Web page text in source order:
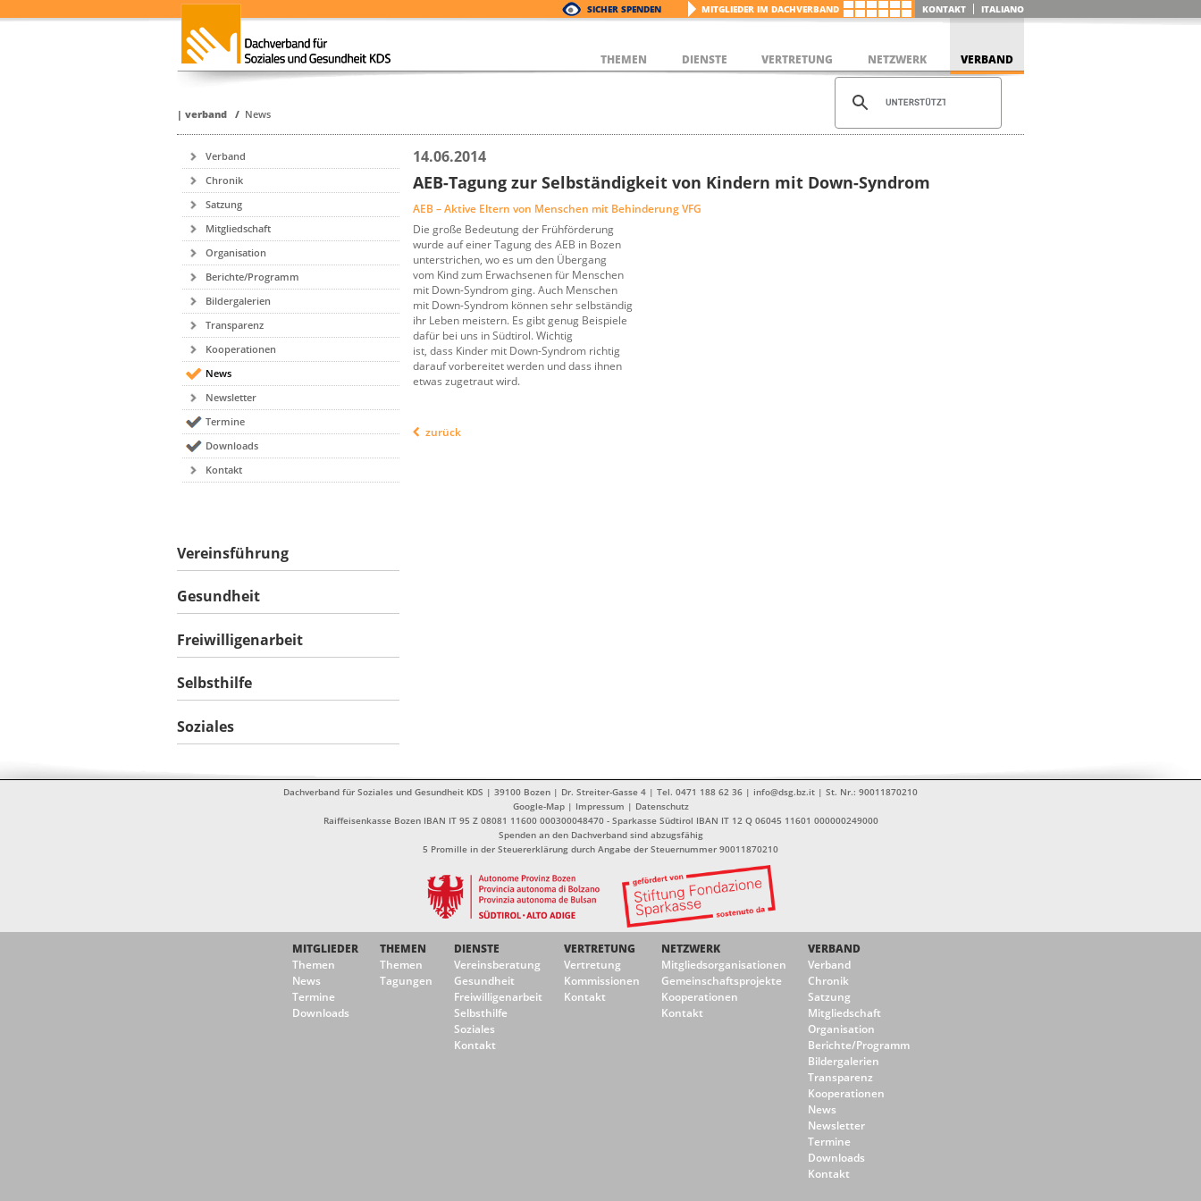
SICHER SPENDEN MITGLIEDER IM DACHVERBAND KONTAKT ITALIANO
THEMEN DIENSTE VERTRETUNG NETZWERK VERBAND
| verband / News
Verband
Chronik
Satzung
Mitgliedschaft
Organisation
Berichte/Programm
Bildergalerien
Transparenz
Kooperationen
News
Newsletter
Termine
Downloads
Kontakt
Vereinsführung
Gesundheit
Freiwilligenarbeit
Selbsthilfe
Soziales
14.06.2014
AEB-Tagung zur Selbständigkeit von Kindern mit Down-Syndrom
AEB – Aktive Eltern von Menschen mit Behinderung VFG
Die große Bedeutung der Frühförderung
wurde auf einer Tagung des AEB in Bozen
unterstrichen, wo es um den Übergang
vom Kind zum Erwachsenen für Menschen
mit Down-Syndrom ging. Auch Menschen
mit Down-Syndrom können sehr selbständig
ihr Leben meistern. Es gibt genug Beispiele
dafür bei uns in Südtirol. Wichtig
ist, dass Kinder mit Down-Syndrom richtig
darauf vorbereitet werden und dass ihnen
etwas zugetraut wird.
zurück
Dachverband für Soziales und Gesundheit KDS | 39100 Bozen | Dr. Streiter-Gasse 4 | Tel. 0471 188 62 36 | info@dsg.bz.it | St. Nr.: 90011870210
Google-Map | Impressum | Datenschutz
Raiffeisenkasse Bozen IBAN IT 95 Z 08081 11600 000300048470 - Sparkasse Südtirol IBAN IT 12 Q 06045 11601 000000249000
Spenden an den Dachverband sind abzugsfähig
5 Promille in der Steuererklärung durch Angabe der Steuernummer 90011870210
MITGLIEDER
Themen
News
Termine
Downloads
THEMEN
Themen
Tagungen
DIENSTE
Vereinsberatung
Gesundheit
Freiwilligenarbeit
Selbsthilfe
Soziales
Kontakt
VERTRETUNG
Vertretung
Kommissionen
Kontakt
NETZWERK
Mitgliedsorganisationen
Gemeinschaftsprojekte
Kooperationen
Kontakt
VERBAND
Verband
Chronik
Satzung
Mitgliedschaft
Organisation
Berichte/Programm
Bildergalerien
Transparenz
Kooperationen
News
Newsletter
Termine
Downloads
Kontakt